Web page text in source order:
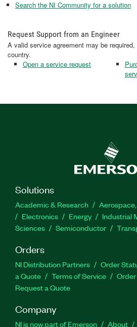
Search the NI Community for a solution
Request Support from an Engineer
A valid service agreement may be
country.
Open a service request
Solutions
Academic & Research
Electronics
Energy Industrial
Sciences
Semiconductor
Orders
NI Distribution Partners Order
a Quote
Terms of Service
Request a Quote
Company
NI is now part of Emerson About